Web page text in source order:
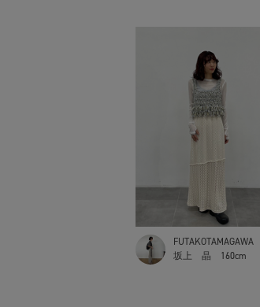
FUTAKOTAMAGAWA
坂上 晶
160cm